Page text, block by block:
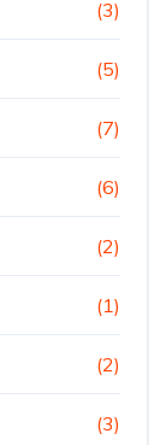
(3)
(5)
(7)
(6)
(2)
(1)
(2)
(3)